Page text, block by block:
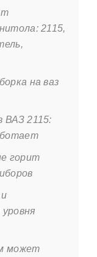
2115,
на ваз
ВАЗ 2115:
горит
может